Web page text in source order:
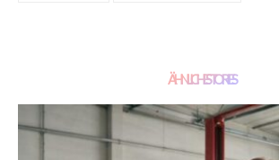
ÄHNLICHE STORIES